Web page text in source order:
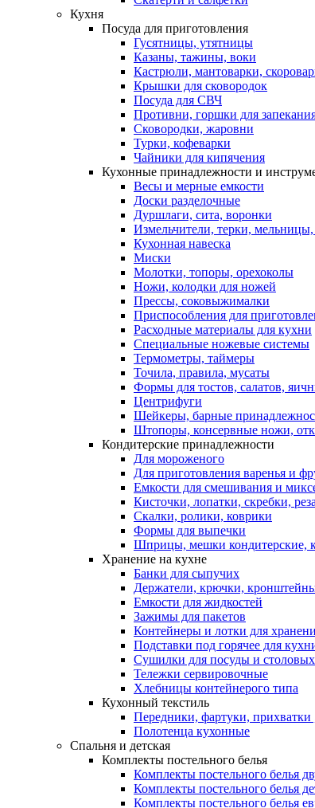
Кухня
Посуда для приготовления
Гусятницы, утятницы
Казаны, тажины, воки
Кастрюли, мантоварки,
Крышки для сковородок
Посуда для СВЧ
Противни, горшки для
Сковородки, жаровни
Турки, кофеварки
Чайники для кипячения
Кухонные принадлежности и
Весы и мерные емкости
Доски разделочные
Дуршлаги, сита, воронки
Измельчители, терки, мельницы,
Кухонная навеска
Миски
Молотки, топоры, орехоколы
Ножи, колодки для ножей
Прессы, соковыжималки
Приспособления для
Расходные материалы для кухни
Специальные ножевые системы
Термометры, таймеры
Точила, правила, мусаты
Формы для тостов, салатов,
Центрифуги
Шейкеры, барные
Штопоры, консервные ножи,
Кондитерские принадлежности
Для мороженого
Для приготовления варенья и
Емкости для смешивания и
Кисточки, лопатки, скребки,
Скалки, ролики, коврики
Формы для выпечки
Шприцы, мешки кондитерские,
Хранение на кухне
Банки для сыпучих
Держатели, крючки,
Емкости для жидкостей
Зажимы для пакетов
Контейнеры и лотки для
Подставки под горячее для
Сушилки для посуды и
Тележки сервировочные
Хлебницы контейнерого типа
Кухонный текстиль
Передники, фартуки, прихватки
Полотенца кухонные
Спальня и детская
Комплекты постельного белья
Комплекты постельного белья
Комплекты постельного белья
Комплекты постельного белья